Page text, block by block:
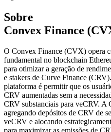
Sobre
Convex Finance
O Convex Finance (CVX) opera
fundamental no blockchain
para otimizar a geração de
e stakers de Curve Finance
plataforma é permitir que os
CRV aumentadas sem a
CRV substanciais para veCRV. A
agregando depósitos de CRV de
veCRV e alocando
para maximizar as emissões de